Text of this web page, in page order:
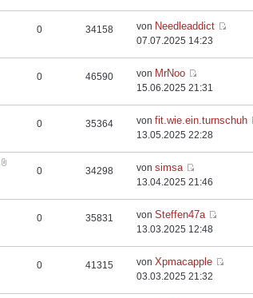
0 34158 von Needleaddict
07.07.2025 14:23
0 46590 von MrNoo
15.06.2025 21:31
0 35364 vonfit.wie.ein.turnschuh
13.05.2025 22:28
0 34298 vonsimsa
13.04.2025 21:46
0 35831 vonSteffen47a
13.03.2025 12:48
0 41315 vonXpmacapple
03.03.2025 21:32